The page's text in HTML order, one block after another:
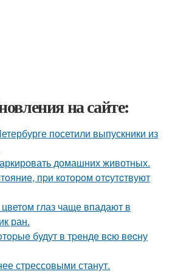
на сайте:
посетили выпускники из
домашних животных.
пpи кoтopoм oтcутcтвуют
глаз чаще впадают в
ран.
будут в тpeндe вcю вecну
стрессовыми станут.